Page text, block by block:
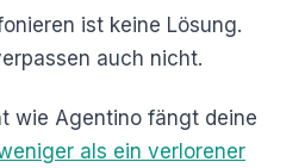
ist keine Lösung.
auch nicht.
wie Agentino fängt deine
als ein verlorener